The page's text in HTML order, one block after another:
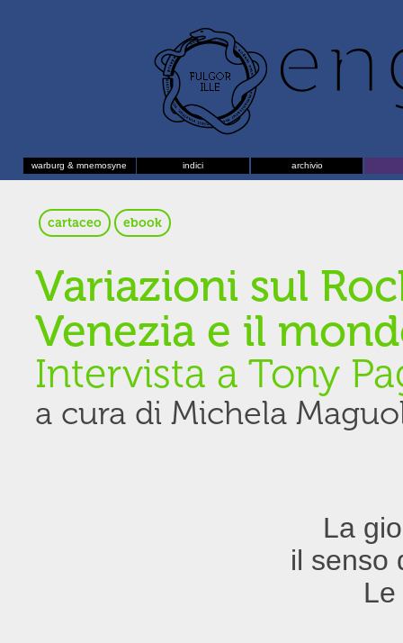
warburg & mnemosyne indici archivio
cartaceo ebook
Variazioni sul
Venezia e il
Intervista a Tony
a cura di Michela
La
il senso